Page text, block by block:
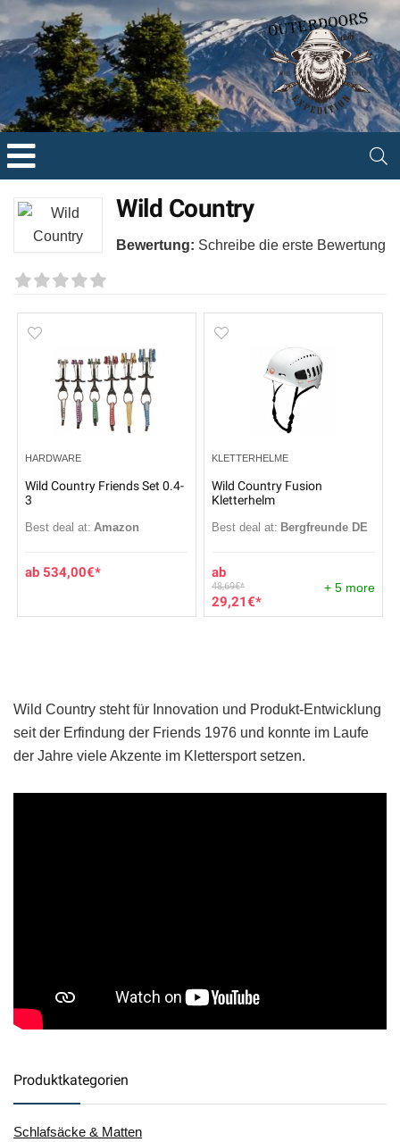
Wild Country
Bewertung: Schreibe die erste Bewertung
HARDWARE
Wild Country Friends Set 0.4-
3
Best deal at: Amazon
534,00€
KLETTERHELME
Wild Country Fusion
Kletterhelm
Best deal at: Bergfreunde DE
48,69€
29,21€
+ 5 more
Wild Country steht für Innovation und Produkt-Entwicklung
seit der Erfindung der Friends 1976 und konnte im Laufe
der Jahre viele Akzente im Klettersport setzen.
Produktkategorien
Schlafsäcke & Matten